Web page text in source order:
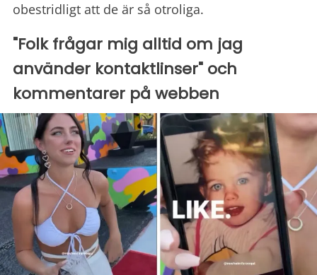
obestridligt att de är så otroliga.
"Folk frågar mig alltid om jag
använder kontaktlinser" och
kommentarer på webben